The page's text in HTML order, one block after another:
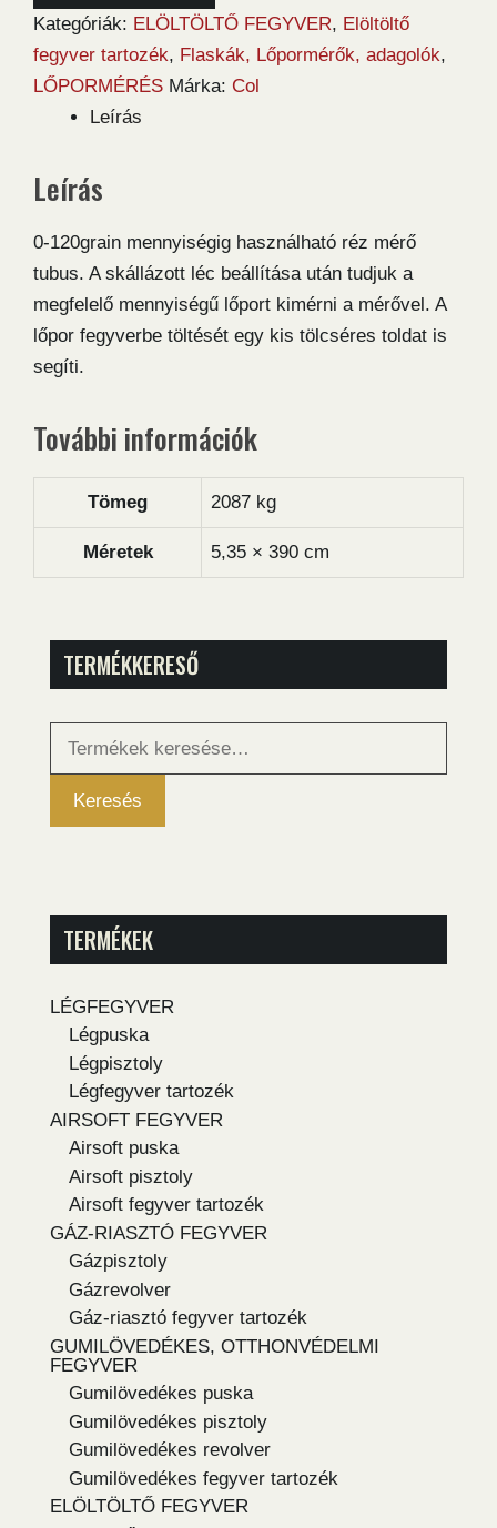
lőpormérő
mennyiség
Kategóriák: ELÖLTÖLTŐ FEGYVER, Elöltöltő
fegyver tartozék, Flaskák, Lőpormérők, adagolók,
LŐPORMÉRÉS Márka: Col
Leírás
Leírás
0-120grain mennyiségig használható réz mérő
tubus. A skállázott léc beállítása után tudjuk a
megfelelő mennyiségű lőport kimérni a mérővel. A
lőpor fegyverbe töltését egy kis tölcséres toldat is
segíti.
További információk
Tömeg 2087 kg
Méretek 5,35 × 390 cm
TERMÉKKERESŐ
Keresés
Keresés
TERMÉKEK
LÉGFEGYVER
Légpuska
Légpisztoly
Légfegyver tartozék
AIRSOFT FEGYVER
Airsoft puska
Airsoft pisztoly
Airsoft fegyver tartozék
GÁZ-RIASZTÓ FEGYVER
Gázpisztoly
Gázrevolver
Gáz-riasztó fegyver tartozék
GUMILÖVEDÉKES, OTTHONVÉDELMI
FEGYVER
Gumilövedékes puska
Gumilövedékes pisztoly
Gumilövedékes revolver
Gumilövedékes fegyver tartozék
ELÖLTÖLTŐ FEGYVER